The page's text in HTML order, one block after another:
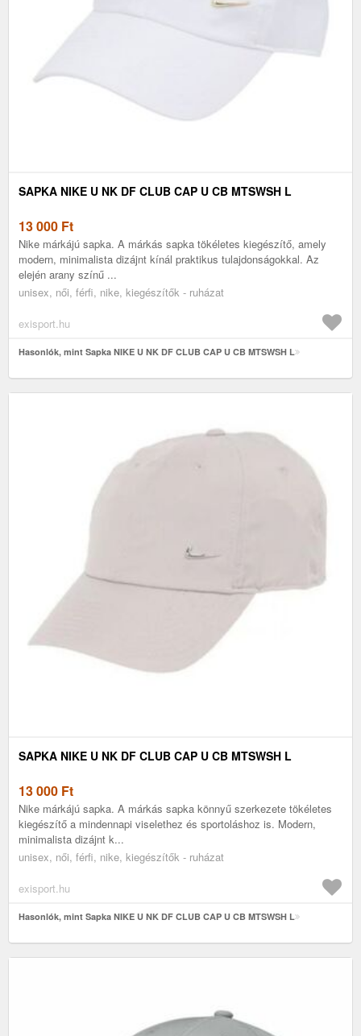
SAPKA NIKE U NK DF CLUB CAP U CB MTSWSH L
13 000 Ft
Nike márkájú sapka. A márkás sapka tökéletes kiegészítő, amely
modern, minimalista dizájnt kínál praktikus tulajdonságokkal. Az
elején arany színű ...
unisex, női, férfi, nike, kiegészítők - ruházat
exisport.hu
Hasonlók, mint Sapka NIKE U NK DF CLUB CAP U CB MTSWSH L
SAPKA NIKE U NK DF CLUB CAP U CB MTSWSH L
13 000 Ft
Nike márkájú sapka. A márkás sapka könnyű szerkezete tökéletes
kiegészítő a mindennapi viselethez és sportoláshoz is. Modern,
minimalista dizájnt k...
unisex, női, férfi, nike, kiegészítők - ruházat
exisport.hu
Hasonlók, mint Sapka NIKE U NK DF CLUB CAP U CB MTSWSH L